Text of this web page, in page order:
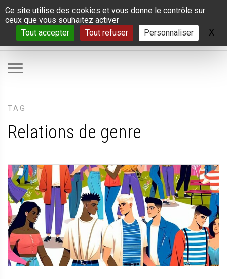
Panneau de gestion des cookies
Ce site utilise des cookies et vous donne le contrôle sur
ceux que vous souhaitez activer
Tout accepter
Tout refuser Personnaliser X
TAG
Relations de genre